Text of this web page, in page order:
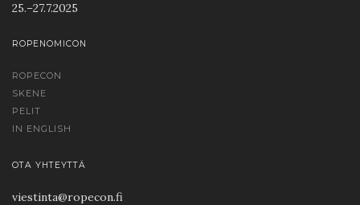
25.–27.7.2025
ROPENOMICON
ROPECON
SKENE
PELIT
IN ENGLISH
OTA YHTEYTTÄ
viestinta@ropecon.fi